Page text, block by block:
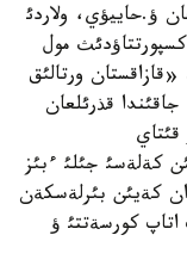
ؤ.حاييؤي، ولاردئ
مول
ورتالئق
قذرئلعان
كةلةسئ جئلئ ءبئز
كةيئن بئرلةسكةن
كورسةتتئ ؤ